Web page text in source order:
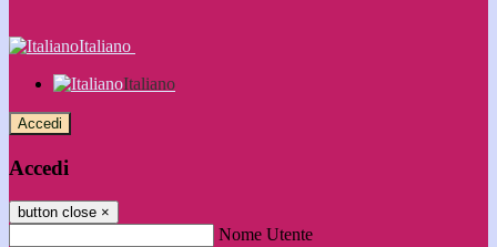
Italiano
Italiano
Accedi
Accedi
button close ×
Nome Utente